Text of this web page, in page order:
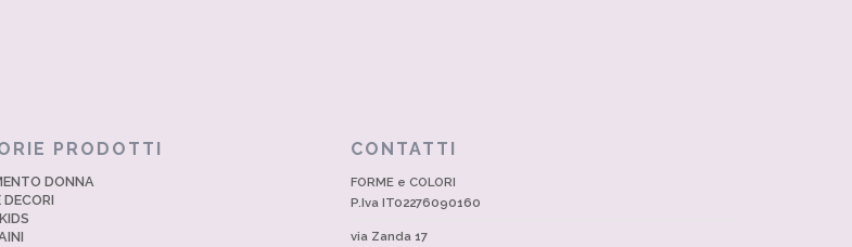
PRODOTTI
DONNA
CONTATTI
FORME e COLORI
P.Iva IT02276090160
via Zanda 17